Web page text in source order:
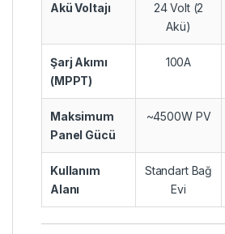
Akü Voltajı
24 Volt (2
Akü)
Şarj Akımı
(MPPT)
100A
Maksimum
Panel Gücü
~4500W PV
Kullanım
Alanı
Standart Bağ
Evi